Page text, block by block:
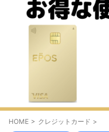
HOME > クレジットカード >